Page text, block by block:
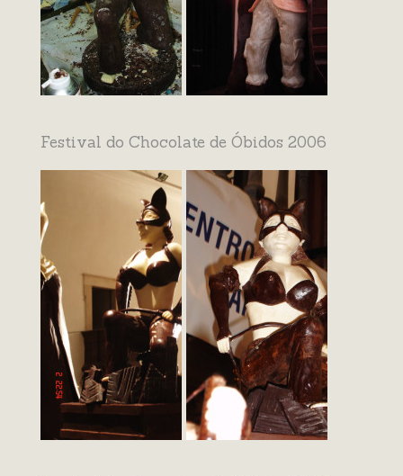
Festival do Chocolate de Óbidos 2006